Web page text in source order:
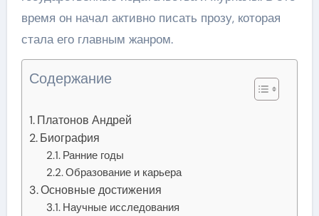
время он начал активно писать прозу, которая
стала его главным жанром.
Содержание
Платонов Андрей
Биография
Ранние годы
Образование и карьера
Основные достижения
Научные исследования